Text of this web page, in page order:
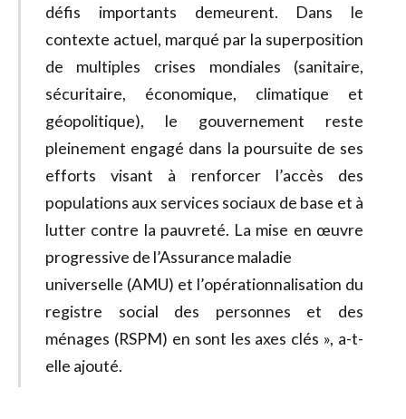
défis importants demeurent. Dans le
contexte actuel, marqué par la superposition
de multiples crises mondiales (sanitaire,
sécuritaire, économique, climatique et
géopolitique), le gouvernement reste
pleinement engagé dans la poursuite de ses
efforts visant à renforcer l’accès des
populations aux services sociaux de base et à
lutter contre la pauvreté. La mise en œuvre
progressive de l’Assurance maladie
universelle (AMU) et l’opérationnalisation du
registre social des personnes et des
ménages (RSPM) en sont les axes clés », a-t-
elle ajouté.